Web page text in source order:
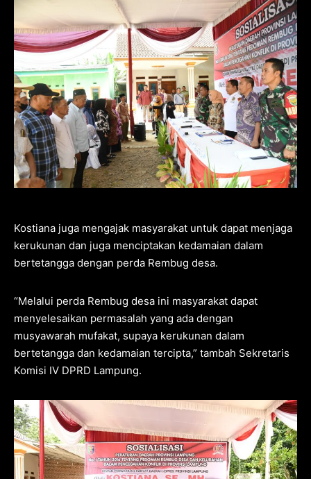
Kostiana juga mengajak masyarakat untuk dapat menjaga
kerukunan dan juga menciptakan kedamaian dalam
bertetangga dengan perda Rembug desa.
“Melalui perda Rembug desa ini masyarakat dapat
menyelesaikan permasalah yang ada dengan
musyawarah mufakat, supaya kerukunan dalam
bertetangga dan kedamaian tercipta,” tambah Sekretaris
Komisi IV DPRD Lampung.